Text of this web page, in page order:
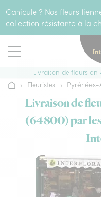
Canicule ? Nos fleurs
collection résistante à la
Livraison de fleurs
Accueil
› Fleuristes ›
Livraison de
(64800) par